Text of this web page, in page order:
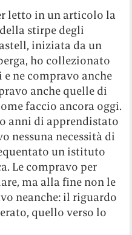
letto in un articolo la
stirpe degli
iniziata da un
ho collezionato
ne compravo anche
anche quelle di
faccio ancora oggi.
anni di apprendistato
nessuna necessità di
un istituto
Le compravo per
ma alla fine non le
neanche: il riguardo
quello verso lo